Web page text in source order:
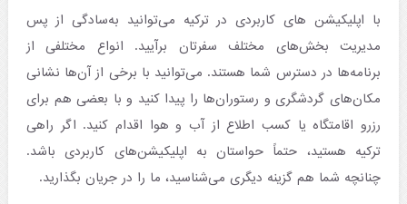
با اپلیکیشن های کاربردی در ترکیه می‌توانید به‌سادگی از پس
مدیریت بخش‌های مختلف سفرتان برآیید. انواع مختلفی از
برنامه‌ها در دسترس شما هستند. می‌توانید با برخی از آن‌ها نشانی
مکان‌های گردشگری و رستوران‌ها را پیدا کنید و با بعضی هم برای
رزرو اقامتگاه یا کسب اطلاع از آب و هوا اقدام کنید. اگر راهی
ترکیه هستید، حتماً حواستان به اپلیکیشن‌های کاربردی باشد.
چنانچه شما هم گزینه دیگری می‌شناسید، ما را در جریان بگذارید.